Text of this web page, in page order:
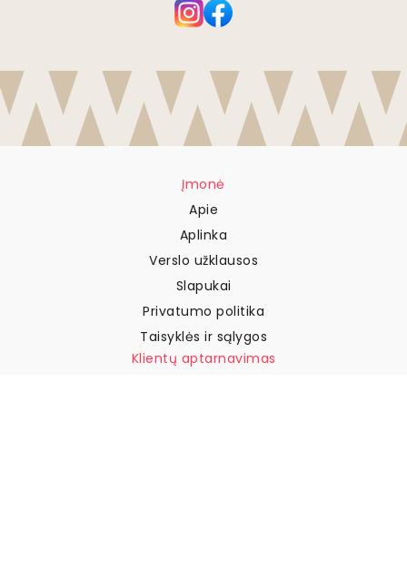
Įmonė
Apie
Aplinka
Verslo užklausos
Slapukai
Privatumo politika
Taisyklės ir sąlygos
Klientų aptarnavimas